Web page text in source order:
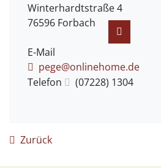
Winterhardtstraße 4
76596 Forbach
E-Mail
pege@onlinehome.de
Telefon
(07228) 1304
Zurück